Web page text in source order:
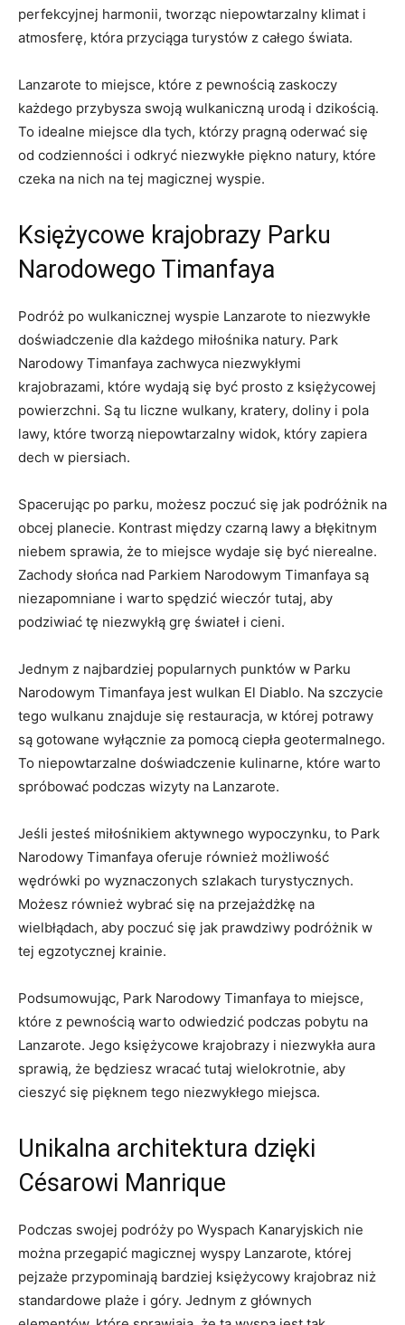
perfekcyjnej harmonii, tworząc niepowtarzalny klimat i
atmosferę, która przyciąga turystów z całego świata.
Lanzarote to miejsce, które z pewnością zaskoczy
każdego przybysza swoją wulkaniczną urodą i dzikością.
To idealne miejsce dla tych, którzy pragną oderwać się
od codzienności i odkryć niezwykłe piękno natury, które
czeka na nich na tej magicznej wyspie.
Księżycowe krajobrazy Parku
Narodowego Timanfaya
Podróż po wulkanicznej wyspie Lanzarote to niezwykłe
doświadczenie dla każdego miłośnika natury. Park
Narodowy Timanfaya zachwyca niezwykłymi
krajobrazami, które wydają się być prosto z księżycowej
powierzchni. Są tu liczne wulkany, kratery, doliny i pola
lawy, które tworzą niepowtarzalny widok, który zapiera
dech w piersiach.
Spacerując po parku, możesz poczuć się jak podróżnik na
obcej planecie. Kontrast między czarną lawy a błękitnym
niebem sprawia, że to miejsce wydaje się być nierealne.
Zachody słońca nad Parkiem Narodowym Timanfaya są
niezapomniane i warto spędzić wieczór tutaj, aby
podziwiać tę niezwykłą grę świateł i cieni.
Jednym z najbardziej popularnych punktów w Parku
Narodowym Timanfaya jest wulkan El Diablo. Na szczycie
tego wulkanu znajduje się restauracja, w której potrawy
są gotowane wyłącznie za pomocą ciepła geotermalnego.
To niepowtarzalne doświadczenie kulinarne, które warto
spróbować podczas wizyty na Lanzarote.
Jeśli jesteś miłośnikiem aktywnego wypoczynku, to Park
Narodowy Timanfaya oferuje również możliwość
wędrówki po wyznaczonych szlakach turystycznych.
Możesz również wybrać się na przejażdżkę na
wielbłądach, aby poczuć się jak prawdziwy podróżnik w
tej egzotycznej krainie.
Podsumowując, Park Narodowy Timanfaya to miejsce,
które z pewnością warto odwiedzić podczas pobytu na
Lanzarote. Jego księżycowe krajobrazy i niezwykła aura
sprawią, że będziesz wracać tutaj wielokrotnie, aby
cieszyć się pięknem tego niezwykłego miejsca.
Unikalna architektura dzięki
Césarowi Manrique
Podczas swojej podróży po Wyspach Kanaryjskich nie
można przegapić magicznej wyspy Lanzarote, której
pejzaże przypominają bardziej księżycowy krajobraz niż
standardowe plaże i góry. Jednym z głównych